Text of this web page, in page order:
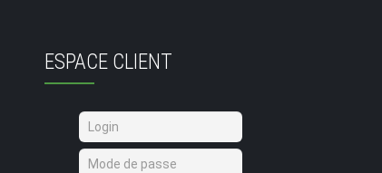
ESPACE CLIENT